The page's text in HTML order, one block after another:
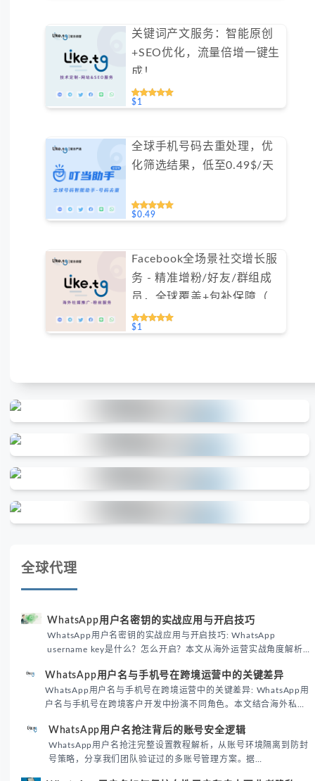
关键词产文服务：智能原创
+SEO优化，流量倍增一键生
成！
$1
全球手机号码去重处理，优
化筛选结果，低至0.49$/天
$0.49
Facebook全场景社交增长服
务 - 精准增粉/好友/群组成
员，全球覆盖+包补保障（不
支持免费测试）
$1
全球代理
WhatsApp用户名密钥的实战应用与开启技巧
WhatsApp用户名密钥的实战应用与开启技巧: WhatsApp
username key是什么？怎么开启？本文从海外运营实战角度解析
境团队高效触达目标客户。
WhatsApp用户名与手机号在跨境运营中的关键差异
WhatsApp用户名与手机号在跨境运营中的关键差异: WhatsApp用
户名与手机号在跨境客户开发中扮演不同角色。本文结合海外私域
际差异，帮助团队优化WhatsApp营销策略。
WhatsApp用户名抢注背后的账号安全逻辑
WhatsApp用户名抢注完整设置教程解析，从账号环境隔离到防封
号策略，分享我们团队验证过的多账号管理方案。据